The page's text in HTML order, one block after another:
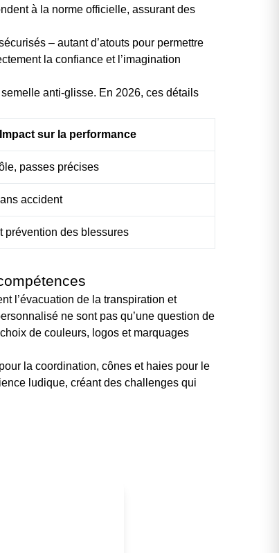
à la norme officielle, assurant des
– autant d’atouts pour permettre
la confiance et l’imagination
anti-glisse. En 2026, ces détails
Impact sur la performance
passes précises
accident
prévention des blessures
l’évacuation de la transpiration et
ne sont pas qu’une question de
de couleurs, logos et marquages
la coordination, cônes et haies pour le
ludique, créant des challenges qui